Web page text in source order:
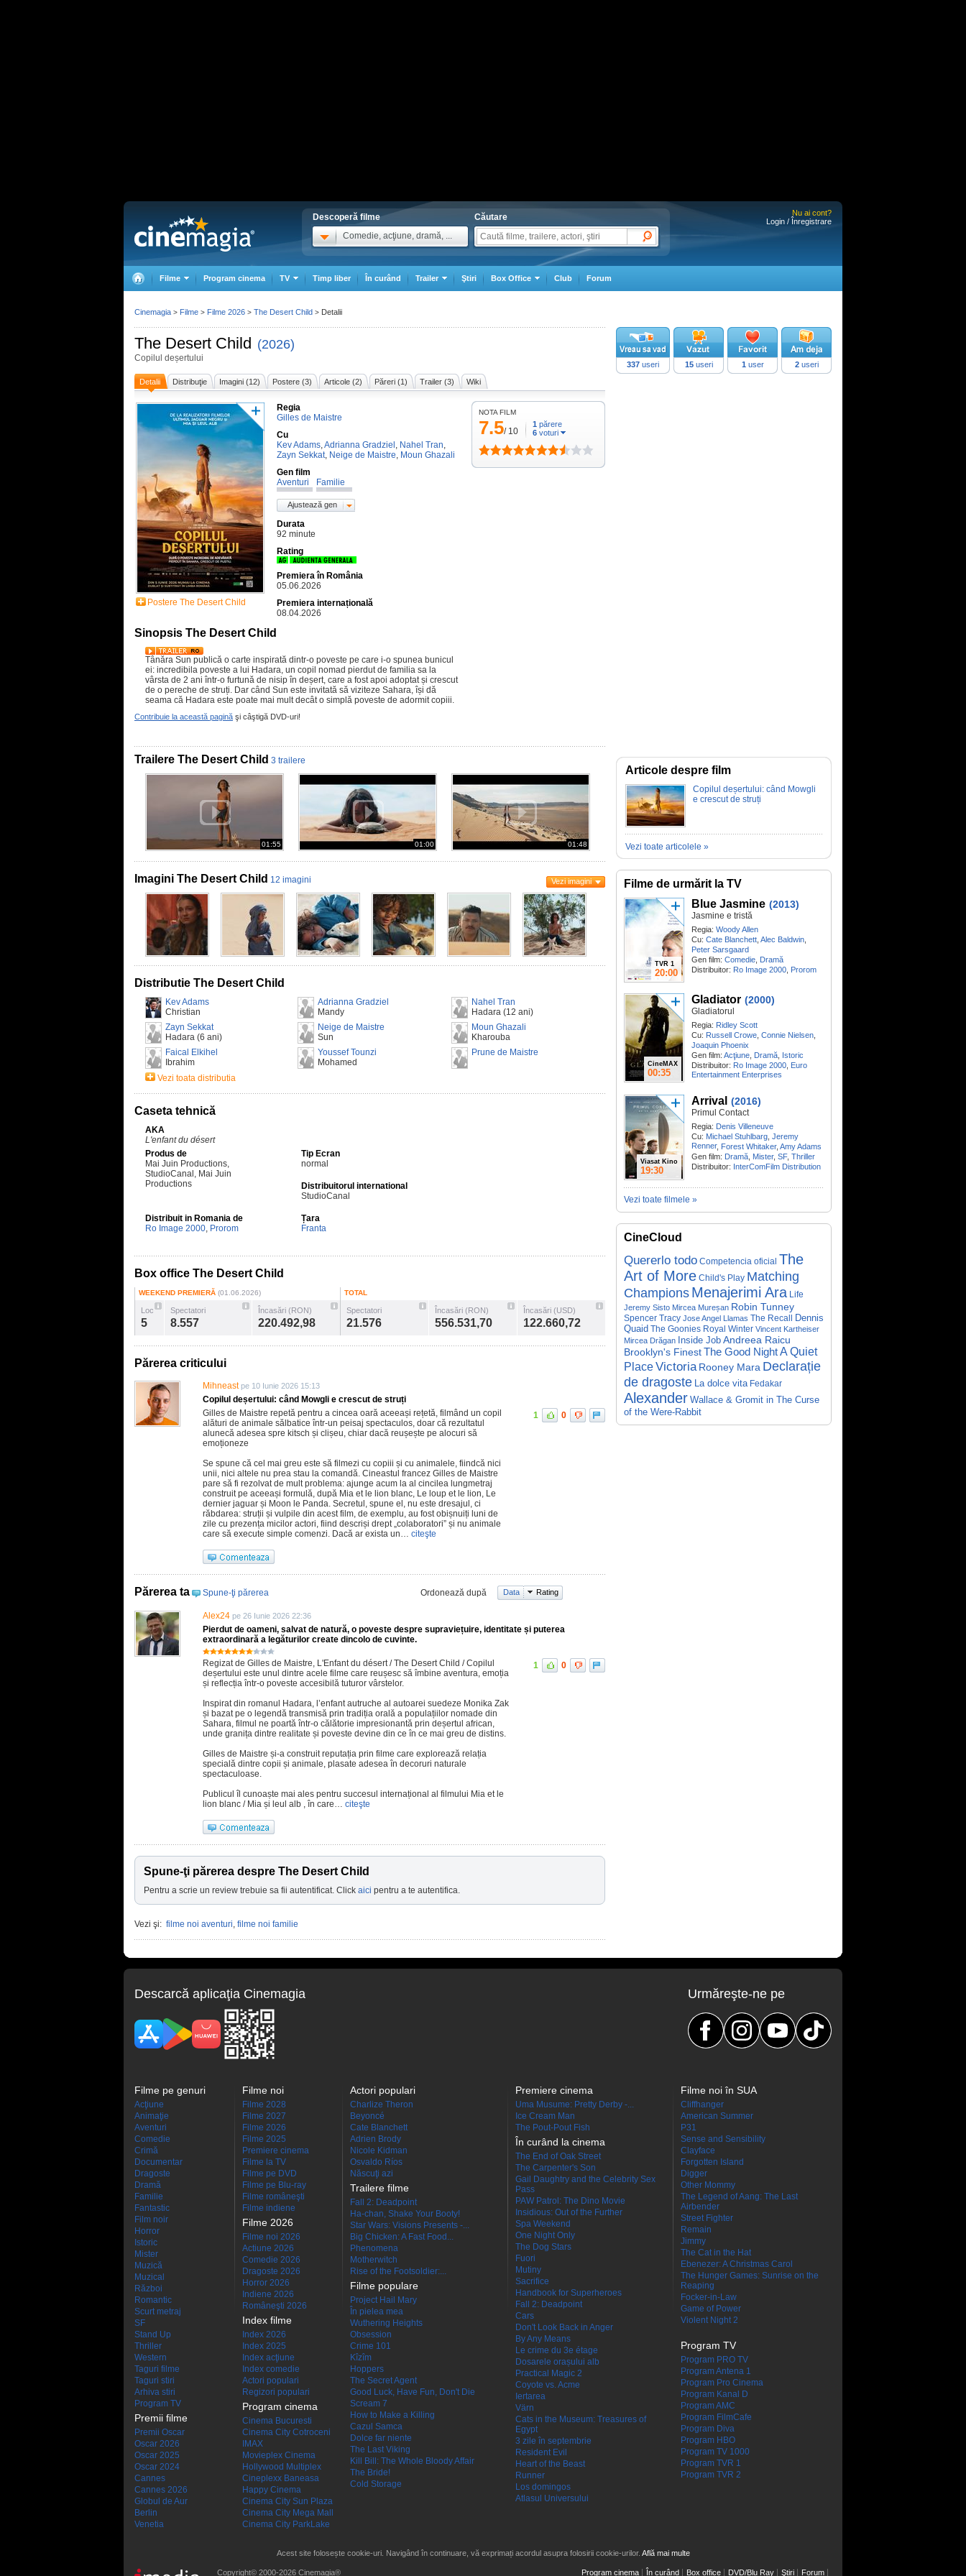
Descoperă filme
Comedie, acţiune, dramă, ...
Căutare
Nu ai cont?
Login / Înregistrare
Filme Program cinema TV Timp liber În curând Trailer Ştiri Box Office Club Forum
The Desert Child (2026)
Copilul deșertului
Detalii Distribuţie Imagini (12) Postere (3) Articole (2) Păreri (1) Trailer (3) Wiki
Postere The Desert Child
Regia
Gilles de Maistre
Cu
Kev Adams,Adrianna Gradziel , Nahel Tran,
Zayn Sekkat, Neige de Maistre, Moun Ghazali
Gen film
Aventuri
Familie
Ajustează gen
Durata
92 minute
Rating
Premiera în România
05.06.2026
Premiera internațională
08.04.2026
Sinopsis The Desert Child
Tânăra Sun publică o carte inspirată dintr-o poveste pe care i-o spunea bunicul
ei: incredibila poveste a lui Hadara, un copil nomad pierdut de familia sa la
vârsta de 2 ani într-o furtună de nisip în deșert, care a fost apoi adoptat și crescut
de o pereche de struți. Dar când Sun este invitată să viziteze Sahara, își dă
seama că Hadara este poate mai mult decât o simplă poveste de adormit copiii.
Contribuie la această pagină şi câştigă DVD-uri!
NOTA FILM
7.5/ 10
1 părere
6 voturi
337 useri 15useri 1 user 2useri
Trailere The Desert Child 3 trailere
01:55 01:00 01:48
Imagini The Desert Child 12 imagini Vezi imagini
Distributie The Desert Child
Kev Adams
Christian
Adrianna Gradziel
Mandy
Nahel Tran
Hadara (12 ani)
Zayn Sekkat
Hadara (6 ani)
Neige de Maistre
Sun
Moun Ghazali
Kharouba
Faical Elkihel
Ibrahim
Youssef Tounzi
Mohamed
Prune de Maistre
Vezi toata distributia
Caseta tehnică
AKA
L'enfant du désert
Produs de
Mai Juin Productions,
StudioCanal, Mai Juin
Productions
Tip Ecran
normal
Distribuitorul international
StudioCanal
Distribuit in Romania de
Ro Image 2000, Prorom
Țara
Franta
Box office The Desert Child
WEEKEND PREMIERĂ (01.06.2026)
Loc
5
Spectatori
8.557
Încasări (RON)
220.492,98
TOTAL
Spectatori
21.576
Încasări (RON)
556.531,70
Încasări (USD)
122.660,72
Părerea criticului
Mihneast pe 10 Iunie 2026 15:13
Copilul deșertului: când Mowgli e crescut de struți
Gilles de Maistre repetă pentru a cincea oară aceeași rețetă, filmând un copil
alături de animale sălbatice într-un peisaj spectaculos, doar că rezultatul
alunecă adesea spre kitsch și clișeu, chiar dacă reușește pe alocuri să
emoționeze
Se spune că cel mai greu este să filmezi cu copiii și cu animalele, fiindcă nici
unii, nici altele nu prea stau la comandă. Cineastul francez Gilles de Maistre
pare să fi rezolvat de mult problema: ajunge acum la al cincilea lungmetraj
construit pe aceeași formulă, după Mia et le lion blanc, Le loup et le lion, Le
dernier jaguar și Moon le Panda. Secretul, spune el, nu este dresajul, ci
răbdarea: struții și vulpile din acest film, de exemplu, au fost obișnuiți luni de
zile cu prezența micilor actori, fiind descriși drept „colaboratori” și nu animale
care să execute simple comenzi. Dacă ar exista un… citeşte
1 0
Părerea ta Spune-ţi părerea Ordonează după Data Rating
Alex24 pe 26 Iunie 2026 22:36
Pierdut de oameni, salvat de natură, o poveste despre supraviețuire, identitate și puterea
extraordinară a legăturilor create dincolo de cuvinte.
Regizat de Gilles de Maistre, L'Enfant du désert / The Desert Child / Copilul
deșertului este unul dintre acele filme care reușesc să îmbine aventura, emoția
și reflecția într-o poveste accesibilă tuturor vârstelor.
Inspirat din romanul Hadara, l’enfant autruche al autoarei suedeze Monika Zak
și bazat pe o legendă transmisă prin tradiția orală a populațiilor nomade din
Sahara, filmul ne poartă într-o călătorie impresionantă prin deșertul african,
unde granița dintre realitate și poveste devine din ce în ce mai greu de distins.
Gilles de Maistre și-a construit reputația prin filme care explorează relația
specială dintre copii și animale, plasate adesea în decoruri naturale
spectaculoase.
Publicul îl cunoaște mai ales pentru succesul internațional al filmului Mia et le
lion blanc / Mia și leul alb , în care… citeşte
1 0
Spune-ţi părerea despre The Desert Child
Pentru a scrie un review trebuie sa fii autentificat. Click aici pentru a te autentifica.
Vezi şi: filme noi aventuri, filme noi familie
Articole despre film
Copilul deșertului: când Mowgli
e crescut de struți
Vezi toate articolele »
Filme de urmărit la TV
TVR 1
20:00
Blue Jasmine (2013)
Jasmine e tristă
Regia: Woody Allen
Cu: Cate Blanchett Alec Baldwin
Peter Sarsgaard
Gen film: Comedie Dramă
Distribuitor: Ro Image 2000 Prorom
CineMAX
00:35
Gladiator (2000)
Gladiatorul
Regia: Ridley Scott
Cu: Russell Crowe Connie Nielsen
Joaquin Phoenix
Gen film: Acţiune Dramă Istoric
Distribuitor: Ro Image 2000 Euro
Entertainment Enterprises
Viasat Kino
19:30
Arrival (2016)
Primul Contact
Regia: Denis Villeneuve
Cu: Michael Stuhlbarg Jeremy
Renner, Forest Whitaker, Amy Adams
Gen film: Dramă Mister, SF, Thriller
Distribuitor: InterComFilm Distribution
Vezi toate filmele »
CineCloud
Quererlo todo Competencia oficial The
Art of More Child's Play Matching
ChampionsMenajerimi Ara Life
Jeremy Sisto Mircea Mureșan Robin Tunney
Spencer Tracy Jose Angel Llamas The Recall
Dennis
Quaid The Goonies Royal Winter Vincent Kartheiser
Mircea Drăgan Inside Job Andreea Raicu
Brooklyn's FinestThe Good NightA Quiet
PlaceVictoria Rooney Mara Declarație
de dragoste La dolce vita Fedakar
Alexander Wallace & Gromit in The Curse
of the Were-Rabbit
Cinemagia > Filme > Filme 2026 > The Desert Child > Detalii
Descarcă aplicaţia Cinemagia Urmăreşte-ne pe
Filme pe genuri
Acţiune
Animaţie
Aventuri
Comedie
Crimă
Documentar
Dragoste
Dramă
Familie
Fantastic
Film noir
Horror
Istoric
Mister
Muzică
Muzical
Război
Romantic
Scurt metraj
SF
Stand Up
Thriller
Western
Taguri filme
Taguri stiri
Arhiva stiri
Program TV
Premii filme
Premii Oscar
Oscar 2026
Oscar 2025
Oscar 2024
Cannes
Cannes 2026
Globul de Aur
Berlin
Venetia
Filme noi
Filme 2028
Filme 2027
Filme 2026
Filme 2025
Premiere cinema
Filme la TV
Filme pe DVD
Filme pe Blu-ray
Filme româneşti
Filme indiene
Filme 2026
Filme noi 2026
Actiune 2026
Comedie 2026
Dragoste 2026
Horror 2026
Indiene 2026
Româneşti 2026
Index filme
Index 2026
Index 2025
Index acţiune
Index comedie
Actori populari
Regizori populari
Program cinema
Cinema Bucuresti
Cinema City Cotroceni
IMAX
Movieplex Cinema
Hollywood Multiplex
Cineplexx Baneasa
Happy Cinema
Cinema City Sun Plaza
Cinema City Mega Mall
Cinema City ParkLake
Actori populari
Charlize Theron
Beyoncé
Cate Blanchett
Adrien Brody
Nicole Kidman
Osvaldo Ríos
Născuţi azi
Trailere filme
Fall 2: Deadpoint
Ha-chan, Shake Your Booty!
Star Wars: Visions Presents -...
Big Chicken: A Fast Food...
Phenomena
Motherwitch
Rise of the Footsoldier:...
Filme populare
Project Hail Mary
În pielea mea
Wuthering Heights
Obsession
Crime 101
Kîzîm
Hoppers
The Secret Agent
Good Luck, Have Fun, Don't Die
Scream 7
How to Make a Killing
Cazul Samca
Dolce far niente
The Last Viking
Kill Bill: The Whole Bloody Affair
The Bride!
Cold Storage
Premiere cinema
Uma Musume: Pretty Derby -...
Ice Cream Man
The Pout-Pout Fish
În curând la cinema
The End of Oak Street
The Carpenter's Son
Gail Daughtry and the Celebrity Sex
Pass
PAW Patrol: The Dino Movie
Insidious: Out of the Further
Spa Weekend
One Night Only
The Dog Stars
Fuori
Mutiny
Sacrifice
Handbook for Superheroes
Fall 2: Deadpoint
Cars
Don't Look Back in Anger
By Any Means
Le crime du 3e étage
Dosarele orașului alb
Practical Magic 2
Coyote vs. Acme
Iertarea
Värn
Cats in the Museum: Treasures of
Egypt
3 zile în septembrie
Resident Evil
Heart of the Beast
Runner
Los domingos
Atlasul Universului
Filme noi în SUA
Cliffhanger
American Summer
P31
Sense and Sensibility
Clayface
Forgotten Island
Digger
Other Mommy
The Legend of Aang: The Last
Airbender
Street Fighter
Remain
Jimmy
The Cat in the Hat
Ebenezer: A Christmas Carol
The Hunger Games: Sunrise on the
Reaping
Focker-in-Law
Game of Power
Violent Night 2
Program TV
Program PRO TV
Program Antena 1
Program Pro Cinema
Program Kanal D
Program AMC
Program FilmCafe
Program Diva
Program HBO
Program TV 1000
Program TVR 1
Program TVR 2
Acest site folosește cookie-uri. Navigând în continuare, vă exprimați acordul asupra folosirii cookie-urilor. Află mai multe
Copyright© 2000-2026 Cinemagia® Program cinema În curând Box office DVD/Blu Ray Ştiri Forum